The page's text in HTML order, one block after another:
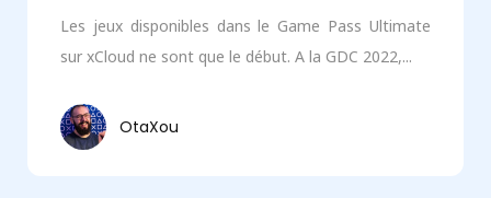
Les jeux disponibles dans le Game Pass Ultimate
sur xCloud ne sont que le début. A la GDC 2022,...
OtaXou